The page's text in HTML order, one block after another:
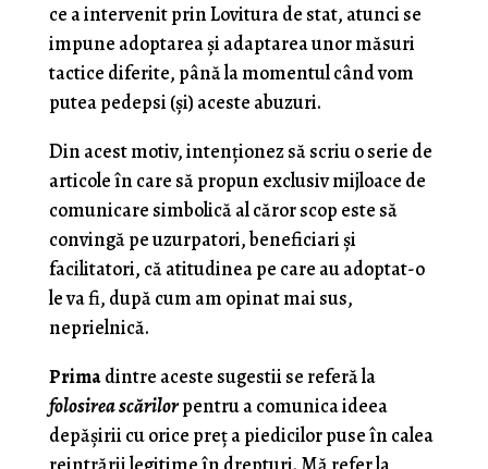
ce a intervenit prin Lovitura de stat, atunci se
impune adoptarea şi adaptarea unor măsuri
tactice diferite, până la momentul când vom
putea pedepsi (şi) aceste abuzuri.
Din acest motiv, intenţionez să scriu o serie de
articole în care să propun exclusiv mijloace de
comunicare simbolică al căror scop este să
convingă pe uzurpatori, beneficiari şi
facilitatori, că atitudinea pe care au adoptat-o
le va fi, după cum am opinat mai sus,
neprielnică.
Primadintre aceste sugestii se referă la
folosirea scărilorpentru a comunica ideea
depăşirii cu orice preţ a piedicilor puse în calea